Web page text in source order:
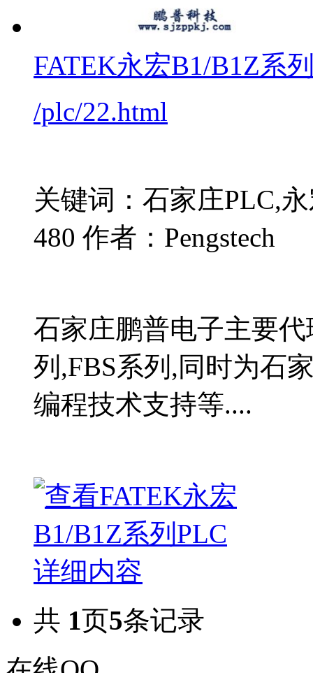
FATEK永宏B1/B1Z系
/plc/22.html
关键词：石家庄PLC,
480 作者：Pengstech
石家庄鹏普电子主要
列,FBS系列,同时为石
编程技术支持等....
共 1页5条记录